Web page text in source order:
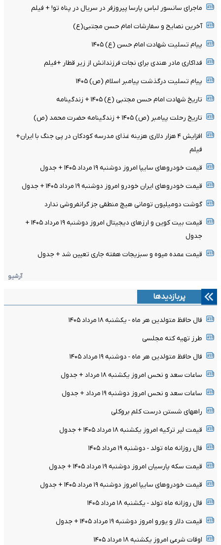
ماجرای سانسور لباس پارسا پیروزفر در سریال در پناه تو! + فیلم
آخرین نصایح و سفارشات امام حسن مجتبی(ع)
پیام تسلیت شهادت امام حسن (ع) ۱۴۰۵
فداکاری مادر هندی برای نجات فرزندانش از زیر قطار +فیلم
پیام تسلیت درگذشت پیامبر اسلام (ص) ۱۴۰۵
تاریخ شهادت امام حسن مجتبی (ع) ۱۴۰۵ + زندگینامه
تاریخ رحلت پیامبر (ص) ۱۴۰۵ + زندگینامه حضرت محمد (ص)
افزایش ۴ هزار دلاری هزینه غذای مدرسه کودکان در پی جنگ با ایران+
فیلم
قیمت خودرو‌های سایپا امروز دوشنبه ۱۹ مرداد ۱۴۰۵ + جدول
قیمت خودرو‌های ایران خودرو امروز دوشنبه ۱۹ مرداد ۱۴۰۵ + جدول
گوشت دومیلیون تومانی هیچ منطقی جز گرانفروشی ندارد
قیمت بیت کوین و ارز‌های دیجیتال امروز دوشنبه ۱۹ مرداد ۱۴۰۵ +
جدول
قیمت عمده میوه و سبزیجات هفته جاری تعیین شد + جدول
آرشیو
پربازدیدها
فال حافظ متولدین هر ماه - یکشنبه ۱۸ مرداد ۱۴۰۵
طرز تهیه کته مجلسی
فال حافظ متولدین هر ماه - دوشنبه ۱۹ مرداد ۱۴۰۵
ساعات سعد و نحس امروز یکشنبه ۱۸ مرداد + جدول
ساعات سعد و نحس امروز دوشنبه ۱۹ مرداد + جدول
راههای شستن درست کلم بروکلی
قیمت لیر ترکیه امروز یکشنبه ۱۸ مرداد ۱۴۰۵ + جدول
فال روزانه ماه تولد - دوشنبه ۱۹ مرداد ۱۴۰۵
قیمت سکه پارسیان امروز دوشنبه ۱۹ مرداد ۱۴۰۵ + جدول
قیمت خودرو‌های سایپا امروز دوشنبه ۱۹ مرداد ۱۴۰۵ + جدول
فال روزانه ماه تولد - یکشنبه ۱۸ مرداد ۱۴۰۵
قیمت دلار و یورو امروز دوشنبه ۱۹ مرداد ۱۴۰۵ + جدول
اوقات شرعی امروز یکشنبه ۱۸ مرداد ۱۴۰۵